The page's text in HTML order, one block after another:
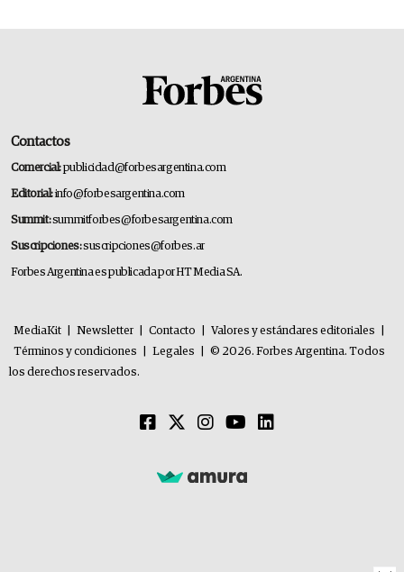
Contactos
Comercial:publicidad@forbesargentina.com
Editorial:info@forbesargentina.com
Summit:summitforbes@forbesargentina.com
Suscripciones:suscripciones@forbes.ar
Forbes Argentina es publicada por HT Media SA.
MediaKit Newsletter Contacto Valores y estándares editoriales
Términos y condiciones
Legales
© 2026. Forbes Argentina. Todos
los derechos reservados.